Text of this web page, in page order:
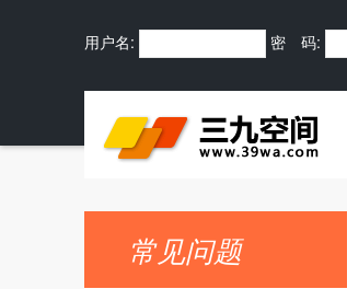
用户名: 密 码:
常见问题